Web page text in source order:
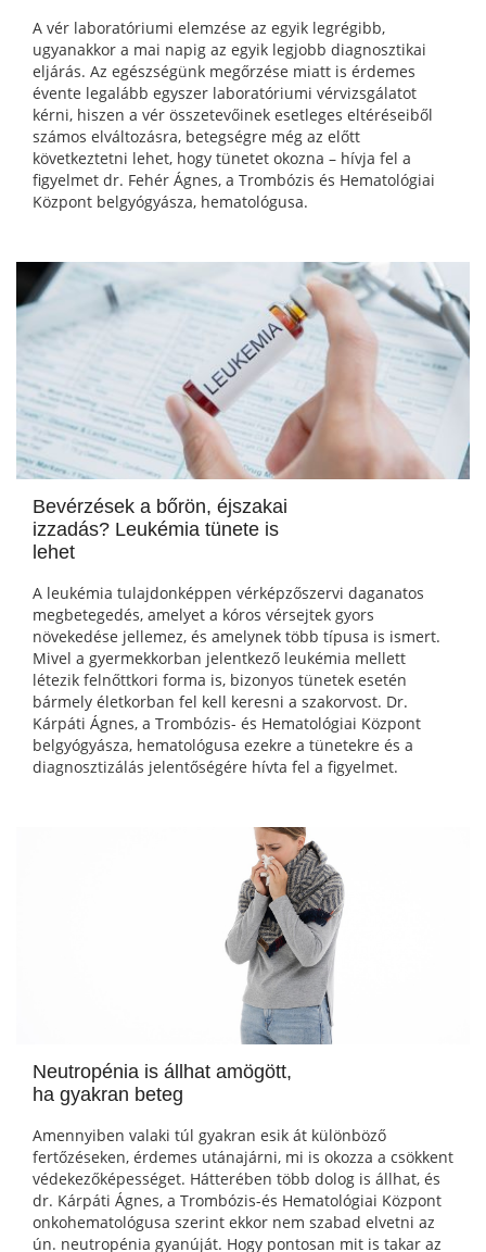
A vér laboratóriumi elemzése az egyik legrégibb,
ugyanakkor a mai napig az egyik legjobb diagnosztikai
eljárás. Az egészségünk megőrzése miatt is érdemes
évente legalább egyszer laboratóriumi vérvizsgálatot
kérni, hiszen a vér összetevőinek esetleges eltéréseiből
számos elváltozásra, betegségre még az előtt
következtetni lehet, hogy tünetet okozna – hívja fel a
figyelmet dr. Fehér Ágnes, a Trombózis és Hematológiai
Központ belgyógyásza, hematológusa.
Bevérzések a bőrön, éjszakai
izzadás? Leukémia tünete is
lehet
A leukémia tulajdonképpen vérképzőszervi daganatos
megbetegedés, amelyet a kóros vérsejtek gyors
növekedése jellemez, és amelynek több típusa is ismert.
Mivel a gyermekkorban jelentkező leukémia mellett
létezik felnőttkori forma is, bizonyos tünetek esetén
bármely életkorban fel kell keresni a szakorvost. Dr.
Kárpáti Ágnes, a Trombózis- és Hematológiai Központ
belgyógyásza, hematológusa ezekre a tünetekre és a
diagnosztizálás jelentőségére hívta fel a figyelmet.
Neutropénia is állhat amögött,
ha gyakran beteg
Amennyiben valaki túl gyakran esik át különböző
fertőzéseken, érdemes utánajárni, mi is okozza a csökkent
védekezőképességet. Hátterében több dolog is állhat, és
dr. Kárpáti Ágnes, a Trombózis-és Hematológiai Központ
onkohematológusa szerint ekkor nem szabad elvetni az
ún. neutropénia gyanúját. Hogy pontosan mit is takar az